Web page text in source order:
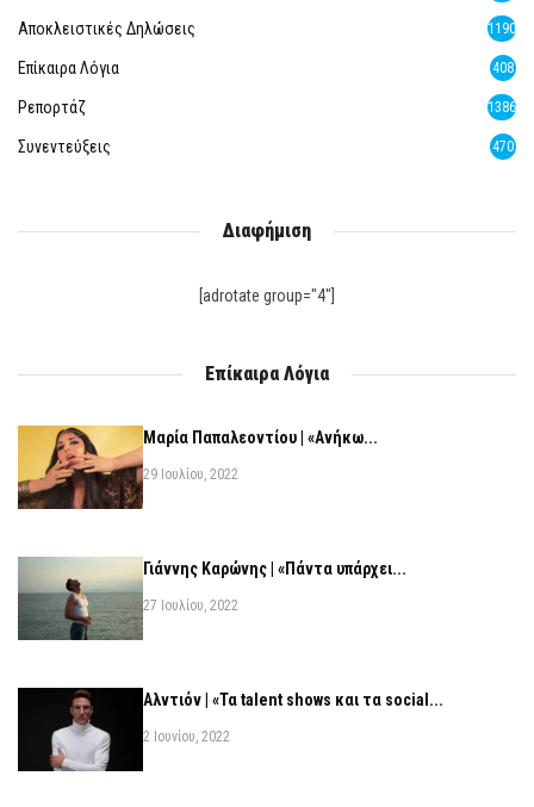
Αποκλειστικές Δηλώσεις 1190
Επίκαιρα Λόγια 408
Ρεπορτάζ 1386
Συνεντεύξεις 470
Διαφήμιση
[adrotate group="4"]
Επίκαιρα Λόγια
Μαρία Παπαλεοντίου | «Ανήκω...
29 Ιουλίου, 2022
Γιάννης Καρώνης | «Πάντα υπάρχει...
27 Ιουλίου, 2022
Αλντιόν | «Τα talent shows και τα social...
2 Ιουνίου, 2022